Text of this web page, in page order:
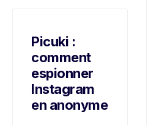
Picuki :
comment
espionner
Instagram
en anonyme